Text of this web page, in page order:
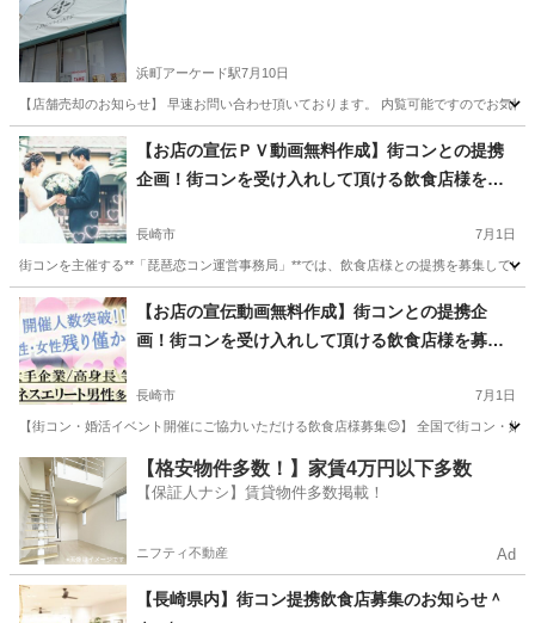
浜町アーケード駅7月10日
【店舗売却のお知らせ】 早速お問い合わせ頂いております。 内覧可能ですのでお気
長崎 長崎市 浜町アーケード駅 カフェ
【お店の宣伝ＰＶ動画無料作成】街コンとの提携
企画！街コンを受け入れして頂ける飲食店様を募
長崎市 7月1日
街コンを主催する**「琵琶恋コン運営事務局」**では、飲食店様との提携を募集して
長崎 長崎市 バー 無料
【お店の宣伝動画無料作成】街コンとの提携企
画！街コンを受け入れして頂ける飲食店様を募
長崎市 7月1日
【街コン・婚活イベント開催にご協力いただける飲食店様募集😊】 全国で街コン・
長崎 長崎市 カフェ
【格安物件多数！】家賃4万円以下多数
【保証人ナシ】賃貸物件多数掲載！
ニフティ不動産 Ad
【長崎県内】街コン提携飲食店募集のお知らせ＾